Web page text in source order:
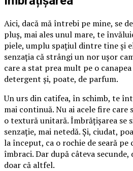
Aici, dacă mă întrebi pe mine, se
pluș, mai ales unul mare, te
piele, umplu spațiul dintre tine și
senzația că strângi un nor ușor
care a stat prea mult pe o
detergent și, poate, de parfum.
Un urs din catifea, în schimb, te
mai continuă. Nu ai acele fire care
o textură unitară. Îmbrățișarea se
senzație, mai netedă. Și, ciudat,
la început, ca o rochie de seară
îmbraci. Dar după câteva secunde,
doar că altfel.